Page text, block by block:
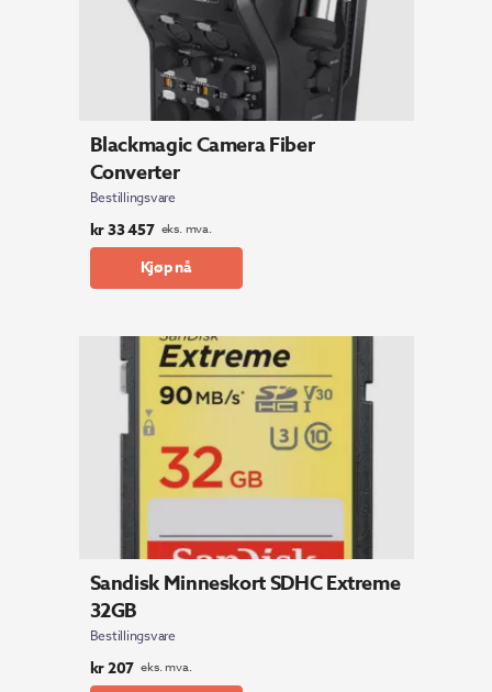
Blackmagic Camera Fiber
Converter
Bestillingsvare
kr33 457 eks. mva.
Kjøp nå
Sandisk Minneskort SDHC Extreme
32GB
Bestillingsvare
kr207 eks. mva.